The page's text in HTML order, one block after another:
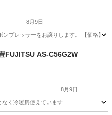
8月9日
ンプレッサーをお譲りします。 【価格】
FUJITSU AS-C56G2W
8月9日
く冷暖房使えています